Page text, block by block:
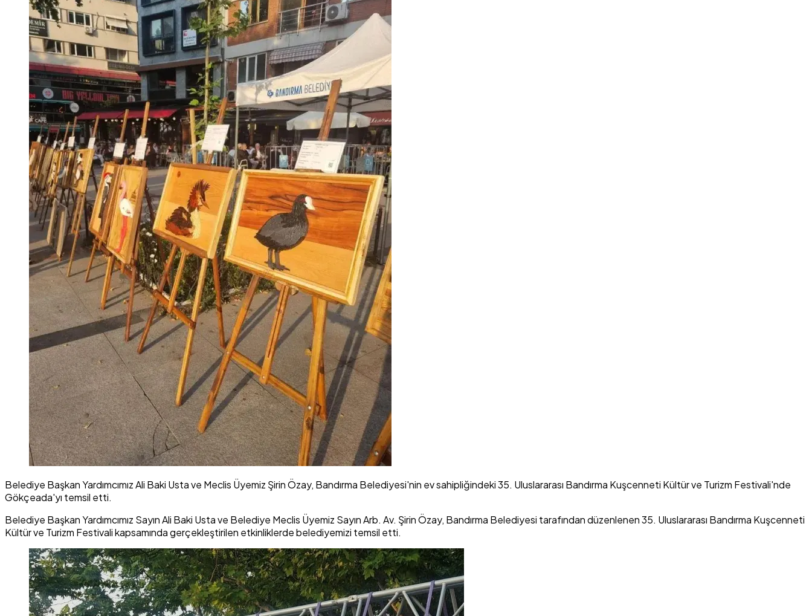
Belediye Başkan Yardımcımız Ali Baki Usta ve Meclis Üyemiz Şirin Özay, Bandırma Belediyesi'nin ev sahipliğindeki 35. Uluslararası Bandırma Kuşcenneti Kültür ve Turizm Festivali'nde
Gökçeada'yı temsil etti.
Belediye Başkan Yardımcımız Sayın Ali Baki Usta ve Belediye Meclis Üyemiz Sayın Arb. Av. Şirin Özay, Bandırma Belediyesi tarafından düzenlenen 35. Uluslararası Bandırma Kuşcenneti
Kültür ve Turizm Festivali kapsamında gerçekleştirilen etkinliklerde belediyemizi temsil etti.